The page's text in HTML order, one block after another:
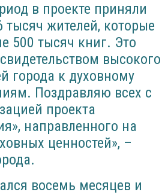
в проекте приняли
тысяч жителей, которые
500 тысяч книг. Это
высокого
города к духовному
Поздравляю всех с
проекта
направленного на
ценностей», –
восемь месяцев и